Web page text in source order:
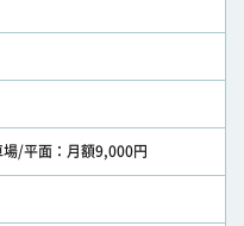
/平面：月額9,000円